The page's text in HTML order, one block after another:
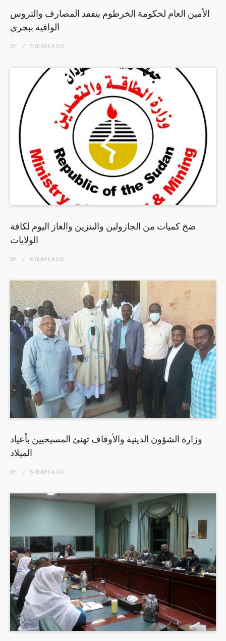
الأمين العام لحكومة الخرطوم يتفقد المصارف والتروس
الواقية ببحري
BY 5 YEARSAGO
ضخ كميات من الجازولين والبنزين والغاز اليوم لكافة
الولايات
BY 6 YEARSAGO
وزارة الشؤون الدينية والأوقاف تهنئ المسيحيين بأعياد
الميلاد
BY 5 YEARSAGO